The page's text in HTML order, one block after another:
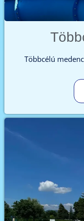
Többcélú